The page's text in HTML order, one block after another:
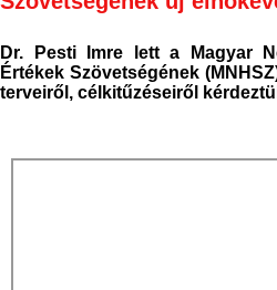
Dr. Pesti Imre lett a Magyar
Értékek Szövetségének
terveiről, célkitűzéseiről